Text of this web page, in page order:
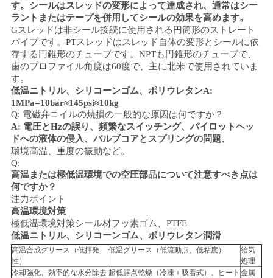
す。シールはスレッドの変形によって達成され、通常はシー
ラントまたはテープを併用してシールの効果を高めます。
Gスレッドは非シール接続に使用される円筒形のストレート
パイプです。PTスレッドはスレッド自体の変形とシールに依
存する円錐形のチューブです。NPTも円錐形のチューブで、
歯のプロファイル角度は60度で、主に北米で使用されていま
す。
低温ニトリル、シリコーンゴム、ポリウレタンA:
1MPa=10bar≈145psi≈10kg
Q: 電磁弁コイルの焼損の一般的な原因は何ですか？
A: 電圧とHzの誤り、頻繁なスイッチング、パイロットヘッ
ドへの液体の侵入、バルブコアとスプリングの問題、
環境高温、重度の振動など。
Q:
高温または極低温環境での空圧部品について注意すべき点は
何ですか？
注力ポイント
高温環境対策
極低温環境対策シール材フッ素ゴム、PTFE
低温ニトリル、シリコーンゴム、ポリウレタン潤滑
高温合成グリース（低揮発
性）
低温グリース（低流動点、低粘度）
給気
処理
冷却強化、効率的な水分除去 超低露点乾燥（冷凍＋吸着式）、ヒート 金属